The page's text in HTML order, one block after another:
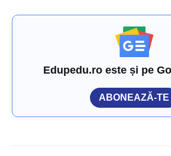
Edupedu.ro este și pe
ABONEAZĂ-TE